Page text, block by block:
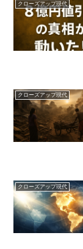
クローズアップ現代
クローズアップ現代
クローズアップ現代